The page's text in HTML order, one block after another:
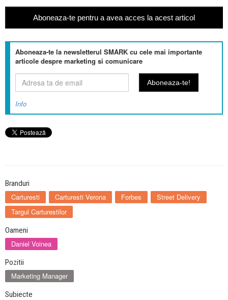
Aboneaza-te pentru a avea acces la acest articol
Aboneaza-te la newsletterul SMARK cu cele mai importante
articole despre marketing si comunicare
Info
Branduri
Carturesti Carturesti Verona Forbes
Street Delivery
Targul Carturestilor
Oameni
Daniel Voinea
Pozitii
Marketing Manager
Subiecte